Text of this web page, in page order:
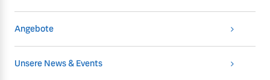
Angebote
Unsere News & Events